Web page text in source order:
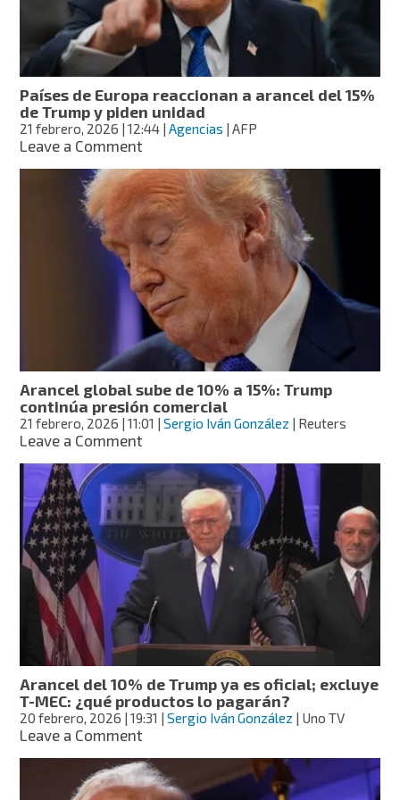
nuevos
aranceles
y
licencias
Países de Europa reaccionan a arancel del 15%
de Trump y piden unidad
21 febrero, 2026 | 12:44 |Agencias | AFP
Leave a Commenton
de
Europa
reaccionan
a
arancel
del
15%
de
Trump
y
piden
unidad
Arancel global sube de 10% a 15%: Trump
continúa presión comercial
21 febrero, 2026 | 11:01 |Sergio Iván González | Reuters
Leave a Commenton
global
sube
de
10%
a
15%:
Trump
continúa
presión
comercial
Arancel del 10% de Trump ya es oficial; excluye
T-MEC: ¿qué productos lo pagarán?
20 febrero, 2026 | 19:31 |Sergio Iván González | Uno TV
Leave a Commenton
del
10%